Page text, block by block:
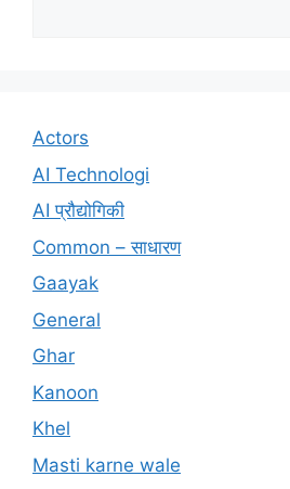
Actors
AI Technologi
AI प्रौद्योगिकी
Common – साधारण
Gaayak
General
Ghar
Kanoon
Khel
Masti karne wale